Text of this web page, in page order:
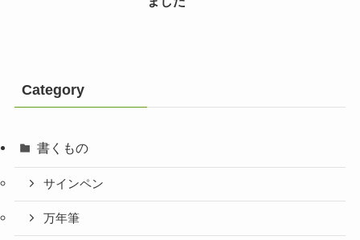
Category
書くもの
サインペン
万年筆